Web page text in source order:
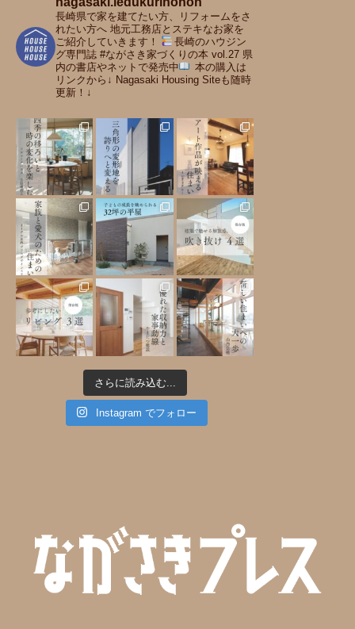
イーグル企画 プラスデザ
インスタジオ M邸
大切な家族と愛猫たちのため
住まい
インデュアホーム H邸
明るくナチュラルな雰囲気あ
ふれる 南仏ファームハウス風
の住まい
長崎県で家を建てたい方、リフォームをさ
れたい方へ 地元工務店とステキなお家を
ご紹介していきます！
長崎のハウジン
グ専門誌 #ながさき家づくりの本 vol.27 県
内の書店やネットで発売中
本の購入は
リンクから↓ Nagasaki Housing Siteも随時
更新！↓
さらに読み込む...
Instagram でフォロー